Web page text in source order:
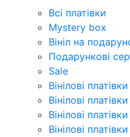
Всі платівки
Mystery box
Вініл на
Подарункові
Sale
Вінілові
Вінілові
Вінілові
Вінілові